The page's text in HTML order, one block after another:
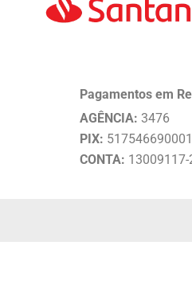
Pagamentos em
AGÊNCIA: 3476
PIX:
CONTA: 13009117-